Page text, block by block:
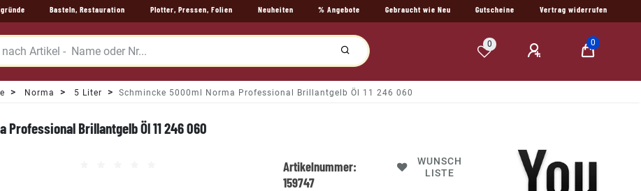
Basteln, Restauration Plotter, Pressen, Folien Neuheiten % Angebote Gebraucht wie Neu Gutscheine Vertrag widerrufen
0 0
Norma 5 Liter Schmincke 5000ml Norma Professional Brillantgelb Öl 11 246 060
Professional Brillantgelb Öl 11 246 060
Artikelnummer:
159747
WUNSCH
LISTE